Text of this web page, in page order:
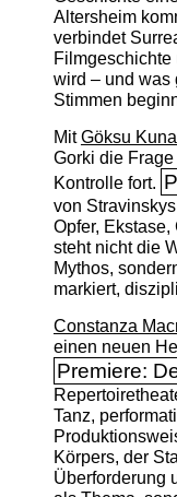
Altersheim
verbindet
Filmgeschichte
wird – und was
Stimmen
MitGöksu
Gorki die
Kontrolle fort.
von
Opfer,
steht nicht die
Mythos,
markiert,
Constanza
einen neuen
Premiere:
Tanz,
Körpers, der
Überforderung